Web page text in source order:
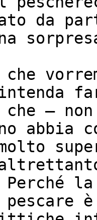
da
– non
abbia
molto
Perché
pescare